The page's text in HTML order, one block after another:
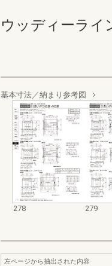
ウッディーライ
基本寸法／納まり参考図
278 279
左ページから抽出された内容